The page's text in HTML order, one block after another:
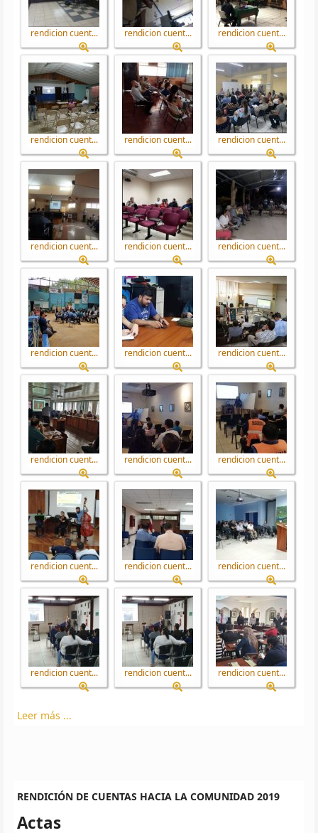
rendicion cuent... rendicion cuent... rendicion cuent...
rendicion cuent... rendicion cuent... rendicion cuent...
rendicion cuent... rendicion cuent... rendicion cuent...
rendicion cuent... rendicion cuent... rendicion cuent...
rendicion cuent... rendicion cuent... rendicion cuent...
rendicion cuent... rendicion cuent... rendicion cuent...
rendicion cuent... rendicion cuent... rendicion cuent...
Leer más ...
RENDICIÓN DE CUENTAS HACIA LA COMUNIDAD 2019
Actas